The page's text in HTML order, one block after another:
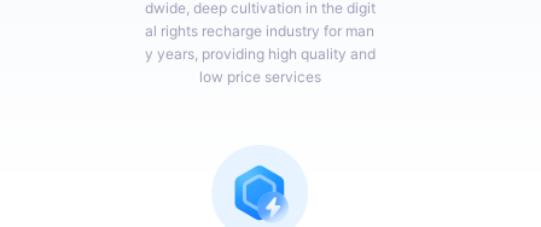
dwide, deep cultivation in the digit
al rights recharge industry for man
y years, providing high quality and
low price services